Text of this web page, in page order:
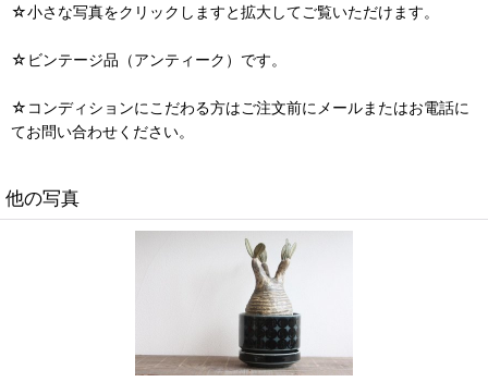
☆小さな写真をクリックしますと拡大してご覧いただけます。
☆ビンテージ品（アンティーク）です。
☆コンディションにこだわる方はご注文前にメールまたはお電話に
てお問い合わせください。
他の写真